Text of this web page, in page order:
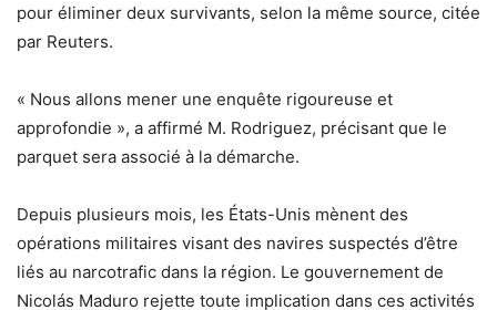
pour éliminer deux survivants, selon la même source, citée
par Reuters.
« Nous allons mener une enquête rigoureuse et
approfondie », a affirmé M. Rodriguez, précisant que le
parquet sera associé à la démarche.
Depuis plusieurs mois, les États-Unis mènent des
opérations militaires visant des navires suspectés d’être
liés au narcotrafic dans la région. Le gouvernement de
Nicolás Maduro rejette toute implication dans ces activités